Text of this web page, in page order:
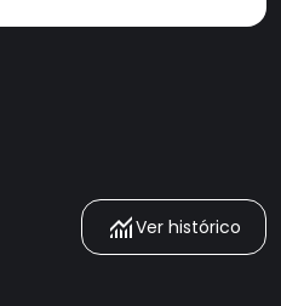
Ver histórico